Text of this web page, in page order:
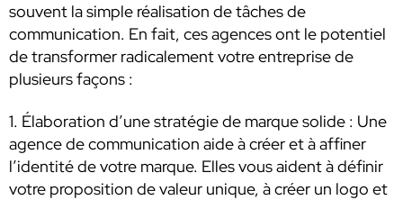
souvent la simple réalisation de tâches de
communication. En fait, ces agences ont le potentiel
de transformer radicalement votre entreprise de
plusieurs façons :
1. Élaboration d’une stratégie de marque solide : Une
agence de communication aide à créer et à affiner
l’identité de votre marque. Elles vous aident à définir
votre proposition de valeur unique, à créer un logo et